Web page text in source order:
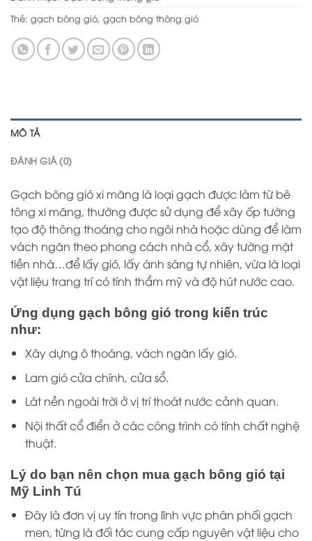
Thẻ: gạch bông gió, gạch bông thông gió
MÔ TẢ
ĐÁNH GIÁ (0)
Gạch bông gió xi măng là loại gạch được làm từ bê
tông xi măng, thường được sử dụng để xây ốp tường
tạo độ thông thoáng cho ngôi nhà hoặc dùng để làm
vách ngăn theo phong cách nhà cổ, xây tường mặt
tiền nhà…để lấy gió, lấy ánh sáng tự nhiên, vừa là loại
vật liệu trang trí có tính thẩm mỹ và độ hút nước cao.
Ứng dụng gạch bông gió trong kiến trúc
như:
Xây dựng ô thoáng, vách ngăn lấy gió.
Lam gió cửa chính, cửa sổ.
Lát nền ngoài trời ở vị trí thoát nước cảnh quan.
Nội thất cổ điển ở các công trình có tính chất nghệ
thuật.
Lý do bạn nên chọn mua gạch bông gió tại
Mỹ Linh Tú
Đây là đơn vị uy tín trong lĩnh vực phân phối gạch
men, từng là đối tác cung cấp nguyên vật liệu cho